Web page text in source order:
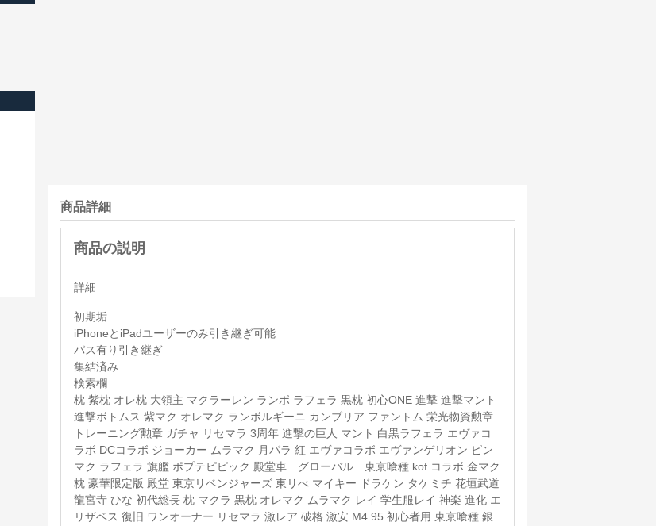
商品詳細
詳細
初期垢
iPhoneとiPadユーザーのみ引き継ぎ可能
パス有り引き継ぎ
集結済み
検索欄
枕 紫枕 オレ枕 大領主 マクラーレン ランボ ラフェラ 黒枕 初心ONE 進撃 進撃マント
進撃ボトムス 紫マク オレマク ランボルギーニ カンブリア ファントム 栄光物資勲章
トレーニング勲章 ガチャ リセマラ 3周年 進撃の巨人 マント 白黒ラフェラ エヴァコ
ラボ DCコラボ ジョーカー ムラマク 月パラ 紅 エヴァコラボ エヴァンゲリオン ピン
マク ラフェラ 旗艦 ポプテピピック 殿堂車 グローバル 東京喰種 kof コラボ 金マク
枕 豪華限定版 殿堂 東京リベンジャーズ 東リべ マイキー ドラケン タケミチ 花垣武道
龍宮寺 ひな 初代総長 枕 マクラ 黒枕 オレマク ムラマク レイ 学生服レイ 神楽 進化 エ
リザベス 復旧 ワンオーナー リセマラ 激レア 破格 激安 M4 95 初心者用 東京喰種 銀